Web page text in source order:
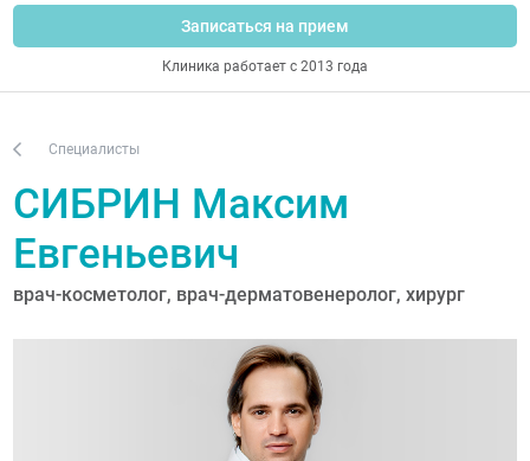
Записаться на прием
Клиника работает с 2013 года
Специалисты
СИБРИН Максим
Евгеньевич
врач-косметолог, врач-дерматовенеролог, хирург